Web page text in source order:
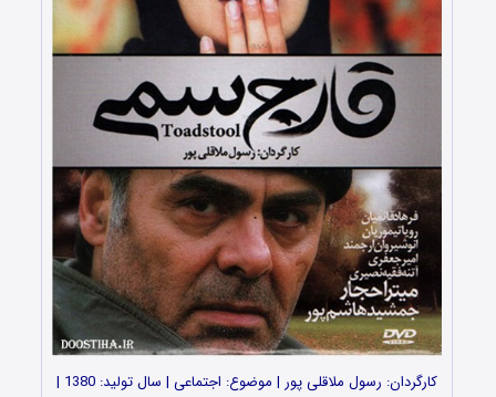
کارگردان: رسول ملاقلی پور | موضوع: اجتماعی | سال تولید: 1380 |